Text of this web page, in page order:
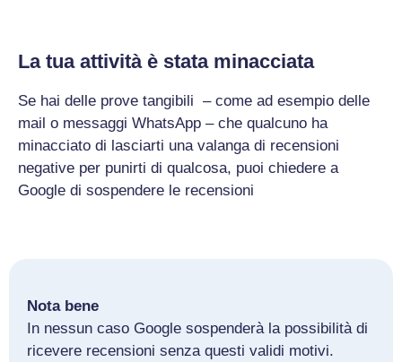
La tua attività è stata minacciata
Se hai delle prove tangibili – come ad esempio delle
mail o messaggi WhatsApp – che qualcuno ha
minacciato di lasciarti una valanga di recensioni
negative per punirti di qualcosa, puoi chiedere a
Google di sospendere le recensioni
Nota bene
In nessun caso Google sospenderà la possibilità di
ricevere recensioni senza questi validi motivi.